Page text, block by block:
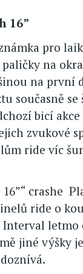
16”
pro
na
na první
současně se
bicí
zvukové
ride víc
crashe
ride o
Interval
jiné výšky